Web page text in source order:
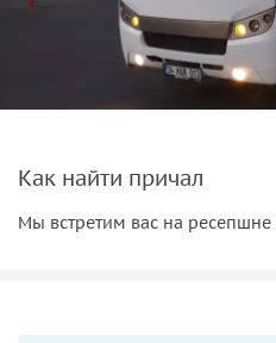
Как найти причал
Мы встретим вас на ресепшне